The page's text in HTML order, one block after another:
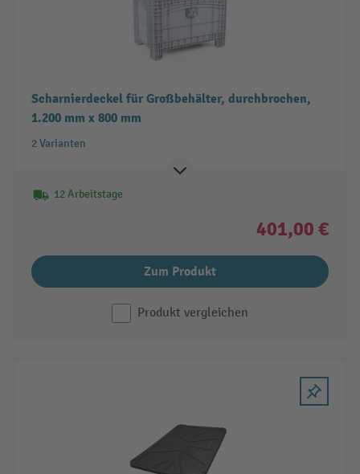
Scharnierdeckel für Großbehälter, durchbrochen,
1.200 mm x 800 mm
2 Varianten
12 Arbeitstage
401,00 €
Zum Produkt
Produkt vergleichen